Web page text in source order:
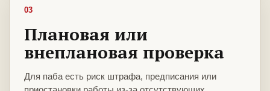
03
Плановая или
внеплановая проверка
Для паба есть риск штрафа, предписания или